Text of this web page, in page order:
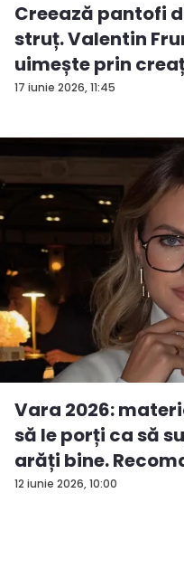
17 iunie 2026, 11:45
Creează pantofi
struț. Valentin
uimește prin
12 iunie 2026, 10:00
Vara 2026:
să le porți ca să
arăți bine.